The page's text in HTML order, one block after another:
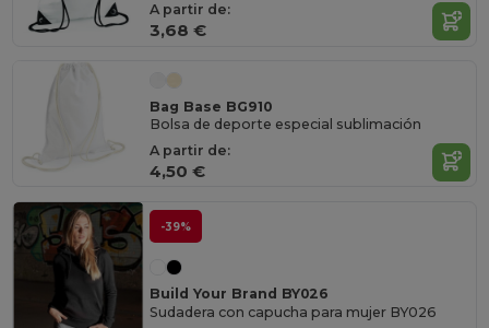
A partir de:
3,68 €
Bag Base BG910
Bolsa de deporte especial sublimación
A partir de:
4,50 €
-39%
Build Your Brand BY026
Sudadera con capucha para mujer BY026